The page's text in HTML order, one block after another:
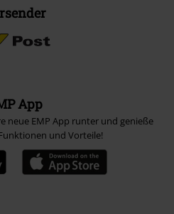
App
neue EMP App runter und genieße
und Vorteile!